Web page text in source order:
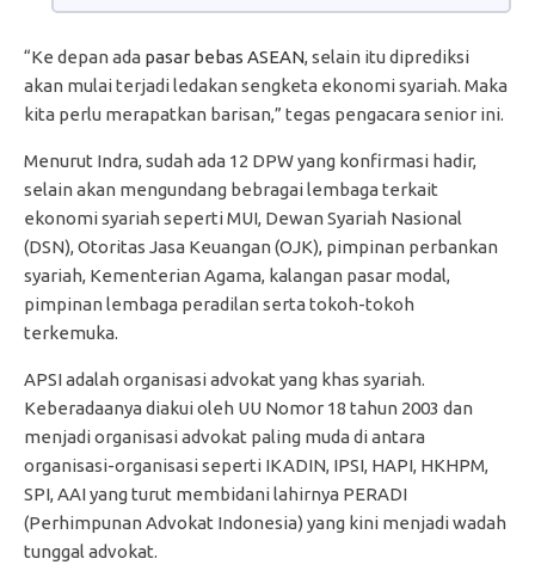
“Ke depan ada pasar bebas ASEAN, selain itu diprediksi
akan mulai terjadi ledakan sengketa ekonomi syariah. Maka
kita perlu merapatkan barisan,” tegas pengacara senior ini.
Menurut Indra, sudah ada 12 DPW yang konfirmasi hadir,
selain akan mengundang bebragai lembaga terkait
ekonomi syariah seperti MUI, Dewan Syariah Nasional
(DSN), Otoritas Jasa Keuangan (OJK), pimpinan perbankan
syariah, Kementerian Agama, kalangan pasar modal,
pimpinan lembaga peradilan serta tokoh-tokoh
terkemuka.
APSI adalah organisasi advokat yang khas syariah.
Keberadaanya diakui oleh UU Nomor 18 tahun 2003 dan
menjadi organisasi advokat paling muda di antara
organisasi-organisasi seperti IKADIN, IPSI, HAPI, HKHPM,
SPI, AAI yang turut membidani lahirnya PERADI
(Perhimpunan Advokat Indonesia) yang kini menjadi wadah
tunggal advokat.